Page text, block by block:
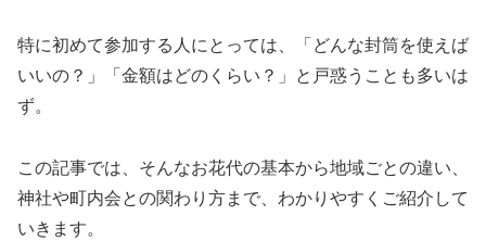
特に初めて参加する人にとっては、「どんな封筒を使えば
いいの？」「金額はどのくらい？」と戸惑うことも多いは
ず。
この記事では、そんなお花代の基本から地域ごとの違い、
神社や町内会との関わり方まで、わかりやすくご紹介して
いきます。